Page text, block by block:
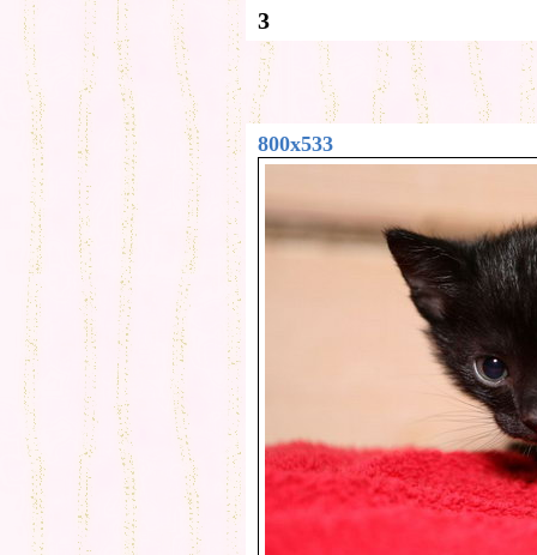
3
800x533